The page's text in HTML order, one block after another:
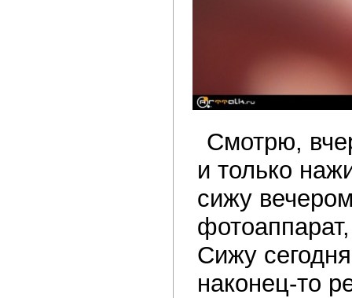
Смотрю,
и только
сижу
Сижу
наконец-то